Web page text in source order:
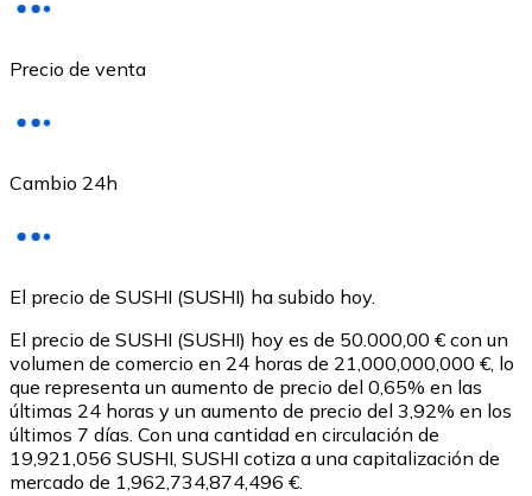
USDC
Precio de venta
Cambio 24h
El precio de SUSHI (SUSHI) ha subido hoy.
El precio de SUSHI (SUSHI) hoy es de 50.000,00 € con un
volumen de comercio en 24 horas de 21,000,000,000 €, lo
que representa un aumento de precio del 0,65% en las
últimas 24 horas y un aumento de precio del 3,92% en los
últimos 7 días. Con una cantidad en circulación de
19,921,056 SUSHI, SUSHI cotiza a una capitalización de
mercado de 1,962,734,874,496 €.